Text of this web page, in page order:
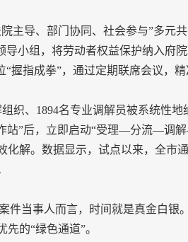
导、部门协同、社会参与”多元共
小组，将劳动者权益保护纳入府
握指成拳”，通过定期联席会议，
、1894名专业调解员被系统性地
作站”后，立即启动“受理—分流—调
解。数据显示，试点以来，全市
当事人而言，时间就是真金白银
的“绿色通道”。